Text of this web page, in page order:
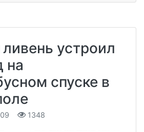
устроил
на
спуске в
1348